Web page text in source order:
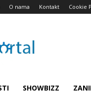
O nama Kontakt Cookie
SHOWBIZZ